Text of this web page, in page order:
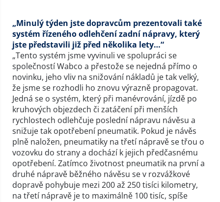
„Minulý týden jste dopravcům prezentovali také
systém řízeného odlehčení zadní nápravy, který
jste představili již před několika lety…“
„Tento systém jsme vyvinuli ve spolupráci se
společností Wabco a přestože se nejedná přímo o
novinku, jeho vliv na snižování nákladů je tak velký,
že jsme se rozhodli ho znovu výrazně propagovat.
Jedná se o systém, který při manévrování, jízdě po
kruhových objezdech či zatáčení při menších
rychlostech odlehčuje poslední nápravu návěsu a
snižuje tak opotřebení pneumatik. Pokud je návěs
plně naložen, pneumatiky na třetí nápravě se třou o
vozovku do strany a dochází k jejich předčasnému
opotřebení. Zatímco životnost pneumatik na první a
druhé nápravě běžného návěsu se v rozvážkové
dopravě pohybuje mezi 200 až 250 tisíci kilometry,
na třetí nápravě je to maximálně 100 tisíc, spíše